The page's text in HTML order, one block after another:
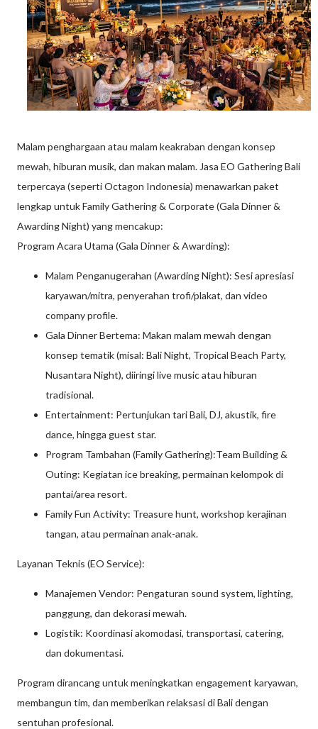
Malam penghargaan atau malam keakraban dengan konsep
mewah, hiburan musik, dan makan malam. Jasa EO Gathering Bali
terpercaya (seperti Octagon Indonesia) menawarkan paket
lengkap untuk Family Gathering & Corporate (Gala Dinner &
Awarding Night) yang mencakup:
Program Acara Utama (Gala Dinner & Awarding):
Malam Penganugerahan (Awarding Night): Sesi apresiasi
karyawan/mitra, penyerahan trofi/plakat, dan video
company profile.
Gala Dinner Bertema: Makan malam mewah dengan
konsep tematik (misal: Bali Night, Tropical Beach Party,
Nusantara Night), diiringi live music atau hiburan
tradisional.
Entertainment: Pertunjukan tari Bali, DJ, akustik, fire
dance, hingga guest star.
Program Tambahan (Family Gathering):Team Building &
Outing: Kegiatan ice breaking, permainan kelompok di
pantai/area resort.
Family Fun Activity: Treasure hunt, workshop kerajinan
tangan, atau permainan anak-anak.
Layanan Teknis (EO Service):
Manajemen Vendor: Pengaturan sound system, lighting,
panggung, dan dekorasi mewah.
Logistik: Koordinasi akomodasi, transportasi, catering,
dan dokumentasi.
Program dirancang untuk meningkatkan engagement karyawan,
membangun tim, dan memberikan relaksasi di Bali dengan
sentuhan profesional.